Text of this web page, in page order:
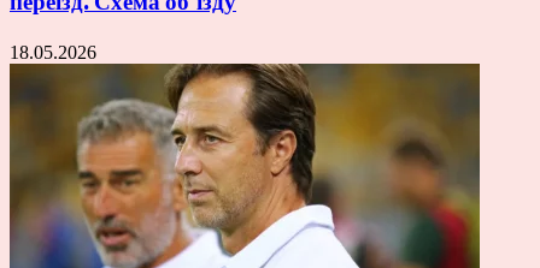
18.05.2026